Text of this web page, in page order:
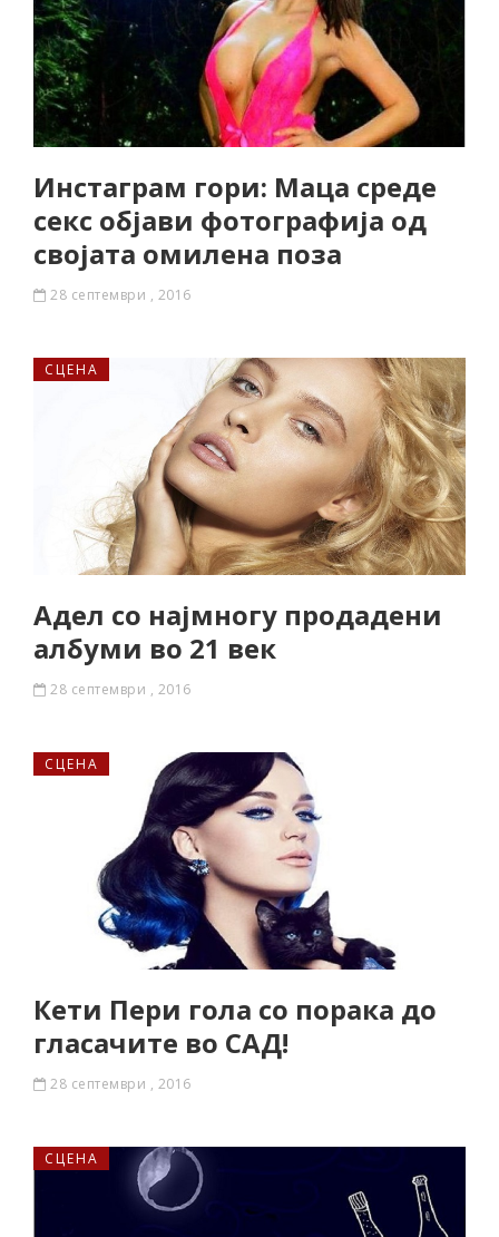
Инстаграм гори: Маца среде
секс објави фотографија од
својата омилена поза
28 септември , 2016
СЦЕНА
Адел со најмногу продадени
албуми во 21 век
28 септември , 2016
СЦЕНА
Кети Пери гола со порака до
гласачите во САД!
28 септември , 2016
СЦЕНА